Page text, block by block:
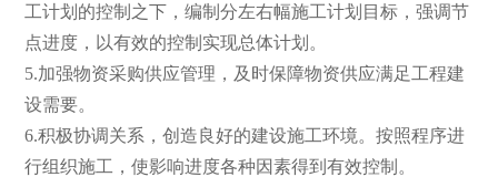
工计划的控制之下，编制分左右幅施工计划目标，强调节
点进度，以有效的控制实现总体计划。
5.加强物资采购供应管理，及时保障物资供应满足工程建
设需要。
6.积极协调关系，创造良好的建设施工环境。按照程序进
行组织施工，使影响进度各种因素得到有效控制。